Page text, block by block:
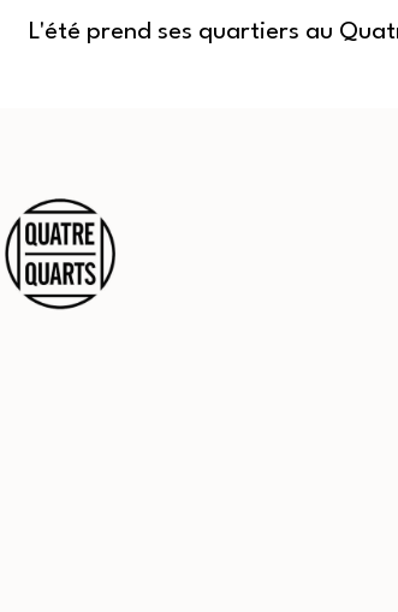
L'été prend ses quartiers au
contenu